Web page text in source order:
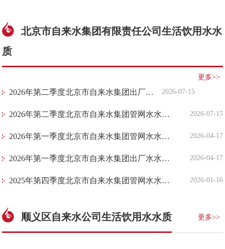
北京市自来水集团有限责任公司生活饮用水水
质
更多>>
2026年第二季度北京市自来水集团出厂水水质常规指标（43项）检测结果 2026-07-15
2026年第二季度北京市自来水集团管网水水质7项指标检测结果 2026-07-15
2026年第一季度北京市自来水集团管网水水质7项指标检测结果 2026-04-17
2026年第一季度北京市自来水集团出厂水水质常规指标（43项）检测结果 2026-04-17
2025年第四季度北京市自来水集团管网水水质7项指标检测结果 2026-01-16
顺义区自来水公司生活饮用水水质 更多>>